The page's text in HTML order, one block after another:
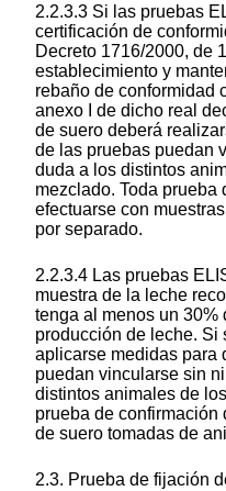
2.2.3.3 Si las pruebas
certificación de
Decreto 1716/2000, de
establecimiento y
rebaño de conformidad
anexo I de dicho real
de suero deberá
de las pruebas puedan
duda a los distintos
mezclado. Toda prueba
efectuarse con
por separado.
2.2.3.4 Las pruebas
muestra de la leche
tenga al menos un 30%
producción de leche. Si
aplicarse medidas para
puedan vincularse sin
distintos animales de
prueba de confirmación
de suero tomadas de
2.3. Prueba de fijación